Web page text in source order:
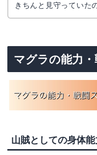
きちんと見守っていた
マグラの能力
山賊としての身体能